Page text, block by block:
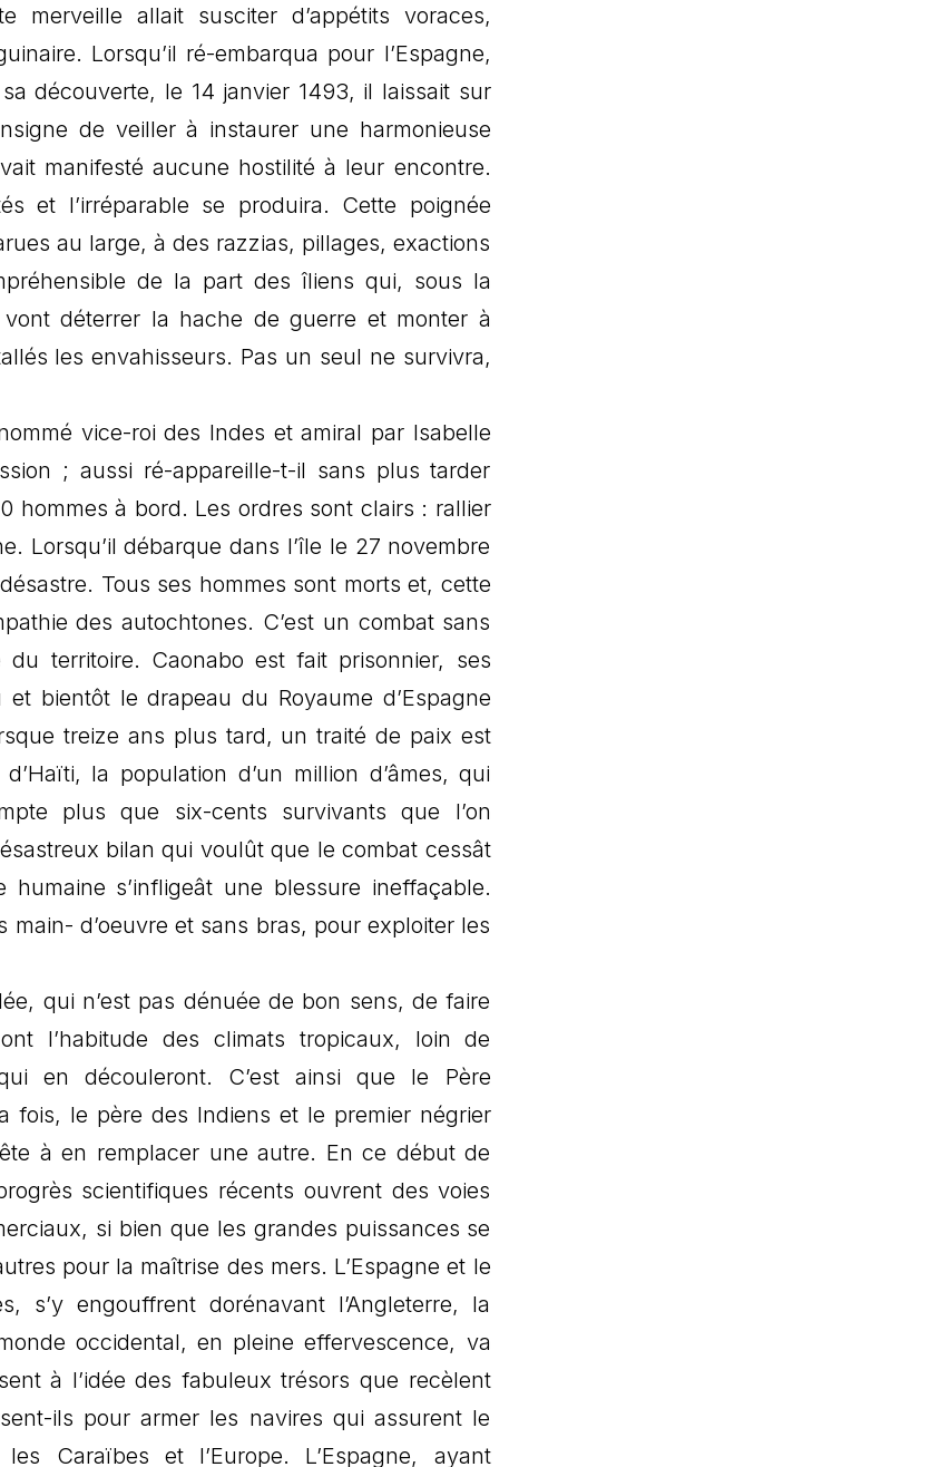
merveille allait susciter d’appétits voraces,
Lorsqu’il ré-embarqua pour l’Espagne,
découverte, le 14 janvier 1493, il laissait sur
de veiller à instaurer une harmonieuse
manifesté aucune hostilité à leur encontre.
et l’irréparable se produira. Cette poignée
au large, à des razzias, pillages, exactions
de la part des îliens qui, sous la
déterrer la hache de guerre et monter à
les envahisseurs. Pas un seul ne survivra,
vice-roi des Indes et amiral par Isabelle
; aussi ré-appareille-t-il sans plus tarder
hommes à bord. Les ordres sont clairs : rallier
Lorsqu’il débarque dans l’île le 27 novembre
Tous ses hommes sont morts et, cette
des autochtones. C’est un combat sans
territoire. Caonabo est fait prisonnier, ses
bientôt le drapeau du Royaume d’Espagne
treize ans plus tard, un traité de paix est
la population d’un million d’âmes, qui
plus que six-cents survivants que l’on
bilan qui voulût que le combat cessât
s’infligeât une blessure ineffaçable.
d’oeuvre et sans bras, pour exploiter les
qui n’est pas dénuée de bon sens, de faire
l’habitude des climats tropicaux, loin de
en découleront. C’est ainsi que le Père
fois, le père des Indiens et le premier négrier
à en remplacer une autre. En ce début de
scientifiques récents ouvrent des voies
si bien que les grandes puissances se
pour la maîtrise des mers. L’Espagne et le
s’y engouffrent dorénavant l’Angleterre, la
occidental, en pleine effervescence, va
à l’idée des fabuleux trésors que recèlent
ils pour armer les navires qui assurent le
Caraïbes et l’Europe. L’Espagne, ayant